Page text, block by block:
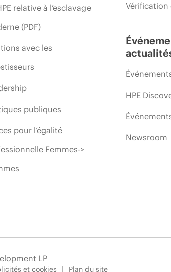
relative à l’esclavage
(PDF)
avec les
publiques
pour l’égalité
Femmes->
Vérification
HPE
Newsroom
LP
et cookies Plan du site